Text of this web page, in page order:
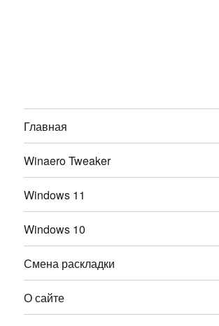
Главная
Winaero Tweaker
Windows 11
Windows 10
Смена раскладки
О сайте